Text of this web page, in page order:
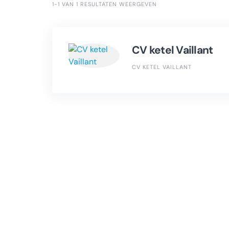
1-1 VAN 1 RESULTATEN WEERGEVEN
CV ketel Vaillant
CV KETEL VAILLANT